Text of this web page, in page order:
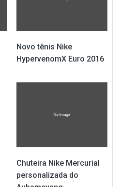
Novo tênis Nike
HypervenomX Euro 2016
Chuteira Nike Mercurial
personalizada do